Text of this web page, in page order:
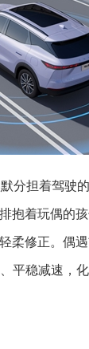
分担着驾驶
抱着玩偶的
柔修正。偶
平稳减速，